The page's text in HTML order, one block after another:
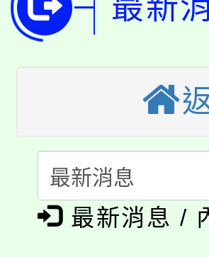
代理(課)教師
轉知中國文
程，歡迎學
心理、諮商
系所師生報名
縣市「校園
門員」簡章
踴躍報名參加
桃園市115
「桃園市補
展演活動實施
115年度「教
義教育推展
公告本校115
代理(課)教師
「2026金融
最新消息 /